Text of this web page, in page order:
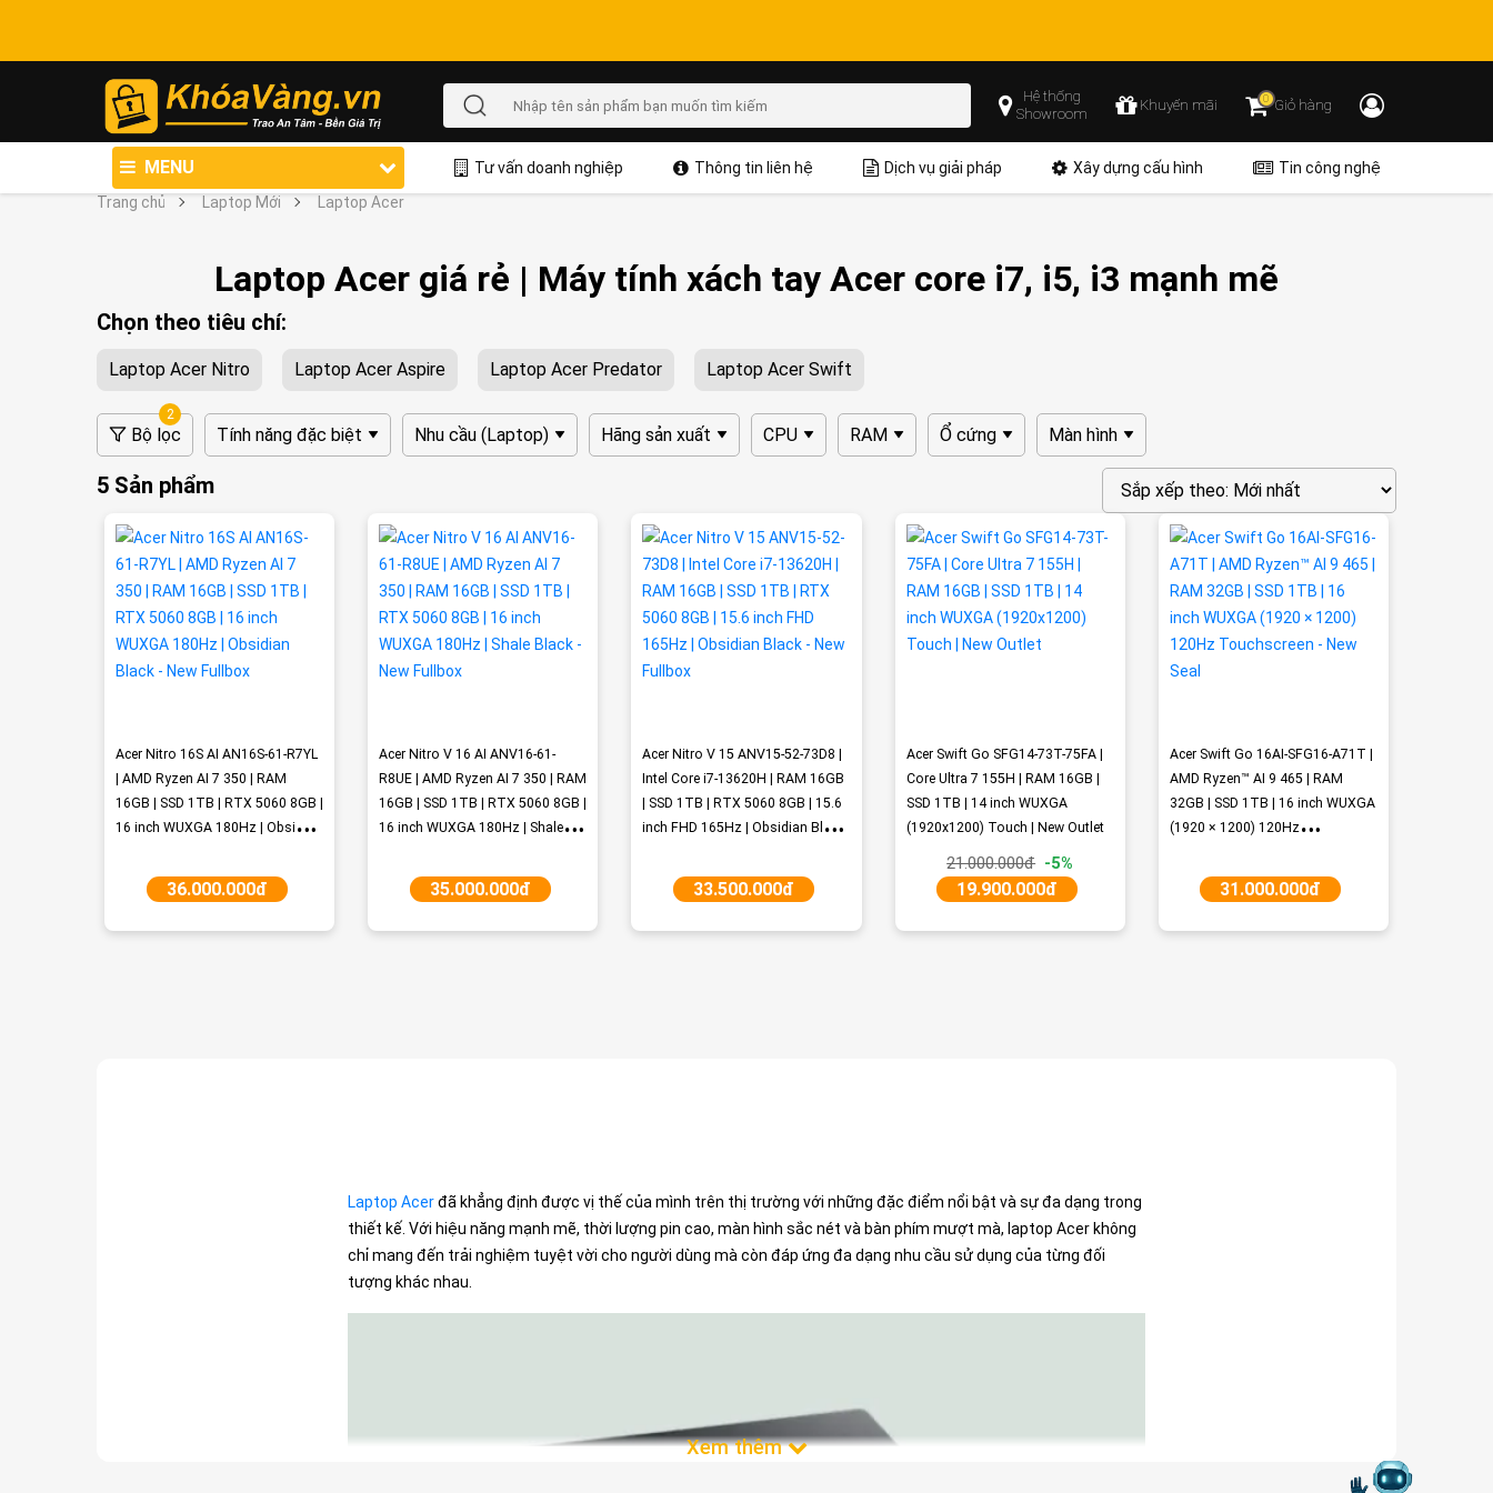
Hệ thống
Showroom
Khuyến mãi 0Giỏ hàng
MENU Tư vấn doanh nghiệp Thông tin liên hệ Dịch vụ giải pháp Xây dựng cấu hình
Tin công nghệ
Trang chủ
Laptop Mới Laptop Acer
Laptop Acer giá rẻ | Máy tính xách tay Acer core i7, i5, i3 mạnh mẽ
Chọn theo tiêu chí:
Laptop Acer Nitro Laptop Acer Aspire Laptop Acer Predator Laptop Acer Swift
Bộ lọc
2
Tính năng đặc biệt Nhu cầu (Laptop) Hãng sản xuất CPU RAM Ổ cứng Màn hình
5 Sản phẩm
Acer Nitro 16S AI AN16S-61-R7YL
| AMD Ryzen AI 7 350 | RAM
16GB | SSD 1TB | RTX 5060 8GB |
16 inch WUXGA 180Hz | Obsidian
36.000.000đ
Acer Nitro V 16 AI ANV16-61-
R8UE | AMD Ryzen AI 7 350 | RAM
16GB | SSD 1TB | RTX 5060 8GB |
16 inch WUXGA 180Hz | Shale
35.000.000đ
Acer Nitro V 15 ANV15-52-73D8 |
Intel Core i7-13620H | RAM 16GB
| SSD 1TB | RTX 5060 8GB | 15.6
inch FHD 165Hz | Obsidian Black
33.500.000đ
Acer Swift Go SFG14-73T-75FA |
Core Ultra 7 155H | RAM 16GB |
SSD 1TB | 14 inch WUXGA
(1920x1200) Touch | New Outlet
21.000.000đ -5%
19.900.000đ
Acer Swift Go 16AI-SFG16-A71T |
AMD Ryzen™ AI 9 465 | RAM
32GB | SSD 1TB | 16 inch WUXGA
(1920 × 1200) 120Hz
31.000.000đ
Laptop Acerđã khẳng định được vị thế của mình trên thị trường với những đặc điểm nổi bật và sự đa dạng trong
thiết kế. Với hiệu năng mạnh mẽ, thời lượng pin cao, màn hình sắc nét và bàn phím mượt mà, laptop Acer không
chỉ mang đến trải nghiệm tuyệt vời cho người dùng mà còn đáp ứng đa dạng nhu cầu sử dụng của từng đối
tượng khác nhau.